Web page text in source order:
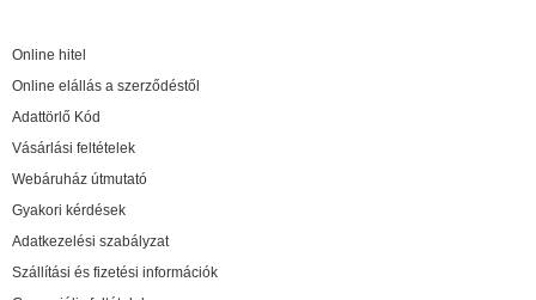
Online hitel
Online elállás a szerződéstől
Adattörlő Kód
Vásárlási feltételek
Webáruház útmutató
Gyakori kérdések
Adatkezelési szabályzat
Szállítási és fizetési információk